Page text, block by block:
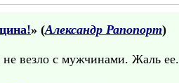
» (Александр Рапопорт)
везло с мужчинами. Жаль ее.